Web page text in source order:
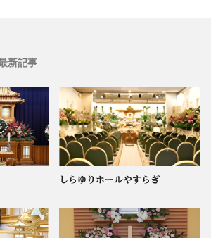
新記事
しらゆりホールやすらぎ